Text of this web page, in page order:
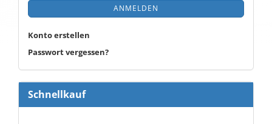
ANMELDEN
Konto erstellen
Passwort vergessen?
Schnellkauf